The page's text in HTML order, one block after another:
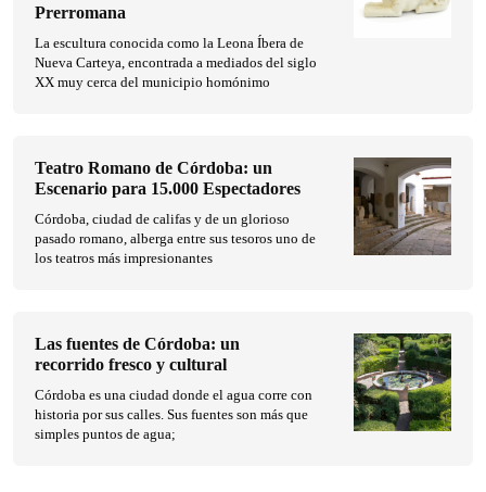
Prerromana
La escultura conocida como la Leona Íbera de
Nueva Carteya, encontrada a mediados del siglo
XX muy cerca del municipio homónimo
Teatro Romano de Córdoba: un
Escenario para 15.000 Espectadores
Córdoba, ciudad de califas y de un glorioso
pasado romano, alberga entre sus tesoros uno de
los teatros más impresionantes
Las fuentes de Córdoba: un
recorrido fresco y cultural
Córdoba es una ciudad donde el agua corre con
historia por sus calles. Sus fuentes son más que
simples puntos de agua;